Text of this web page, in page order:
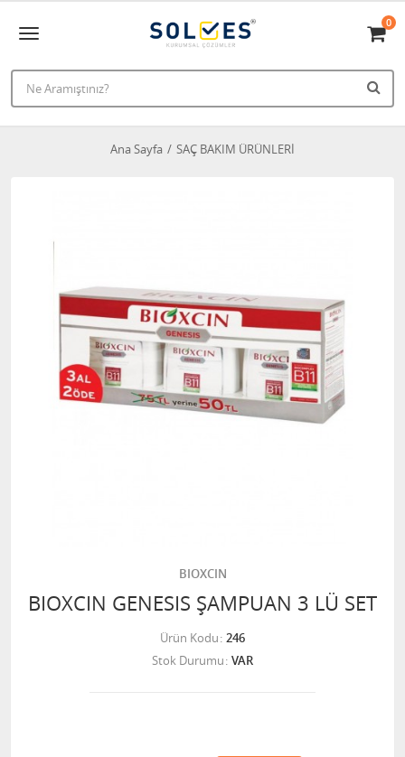
0
Ana Sayfa SAÇ BAKIM ÜRÜNLERİ
BIOXCIN
BIOXCIN GENESIS ŞAMPUAN 3 LÜ SET
Ürün Kodu 246
Stok Durumu VAR